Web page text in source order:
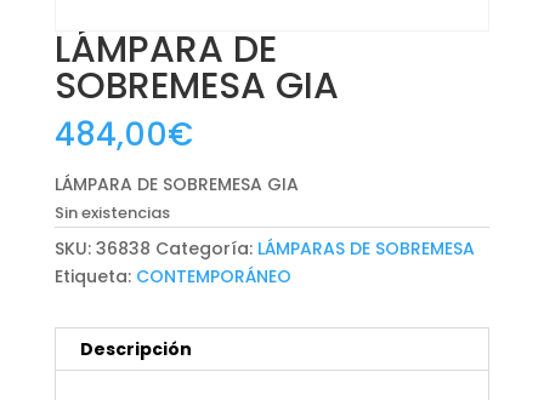
LÁMPARA DE
SOBREMESA GIA
484,00€
LÁMPARA DE SOBREMESA GIA
Sin existencias
SKU: 36838 Categoría: LÁMPARAS DE SOBREMESA
Etiqueta: CONTEMPORÁNEO
Descripción